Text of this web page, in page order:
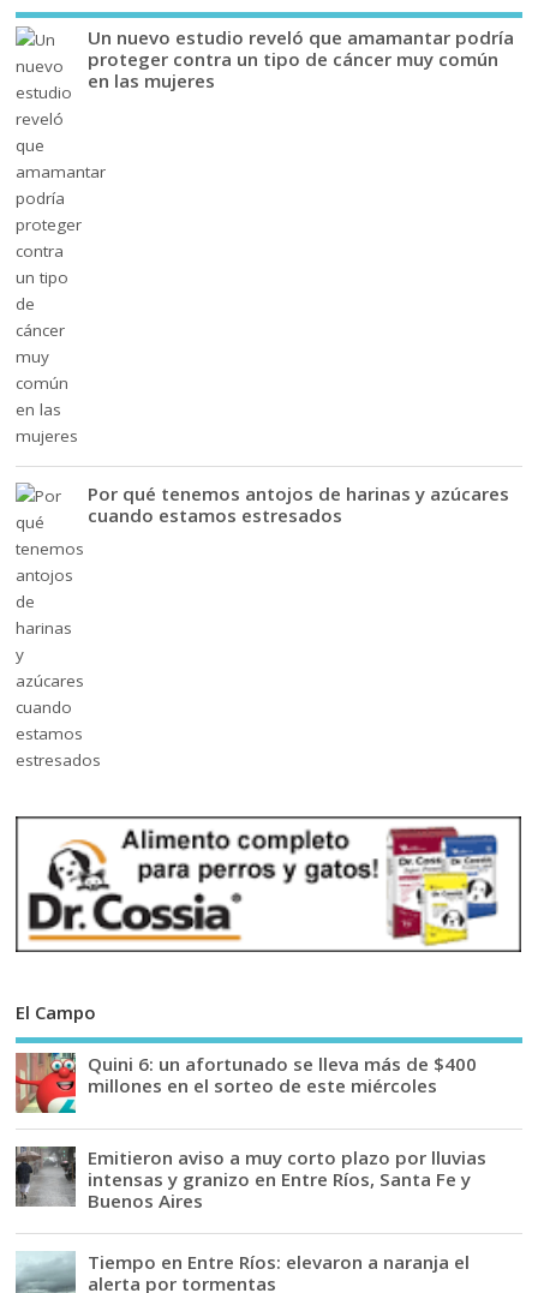
Un nuevo estudio reveló que amamantar podría
proteger contra un tipo de cáncer muy común
en las mujeres
Por qué tenemos antojos de harinas y azúcares
cuando estamos estresados
El Campo
Quini 6: un afortunado se lleva más de $400
millones en el sorteo de este miércoles
Emitieron aviso a muy corto plazo por lluvias
intensas y granizo en Entre Ríos, Santa Fe y
Buenos Aires
Tiempo en Entre Ríos: elevaron a naranja el
alerta por tormentas